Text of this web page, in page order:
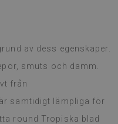
av dess egenskaper.
smuts och damm.
från
samtidigt lämpliga för
round Tropiska blad